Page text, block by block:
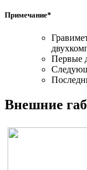
Примечание*
Первые
Внешние